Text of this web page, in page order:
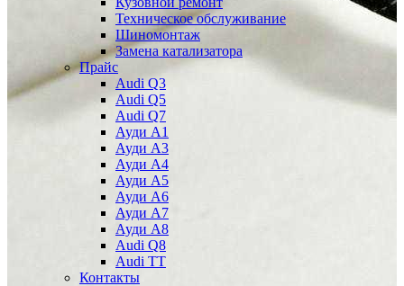
Техническое обслуживание
Шиномонтаж
Замена катализатора
Прайс
Audi Q3
Audi Q5
Audi Q7
Ауди А1
Ауди А3
Ауди А4
Ауди A5
Ауди А6
Ауди А7
Ауди A8
Audi Q8
Audi TT
Контакты